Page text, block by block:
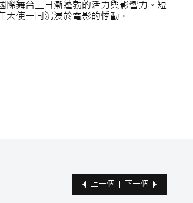
際舞台上日漸蓬勃的活力與影響力。短
使一同沉浸於電影的悸動。
上一個 下一個